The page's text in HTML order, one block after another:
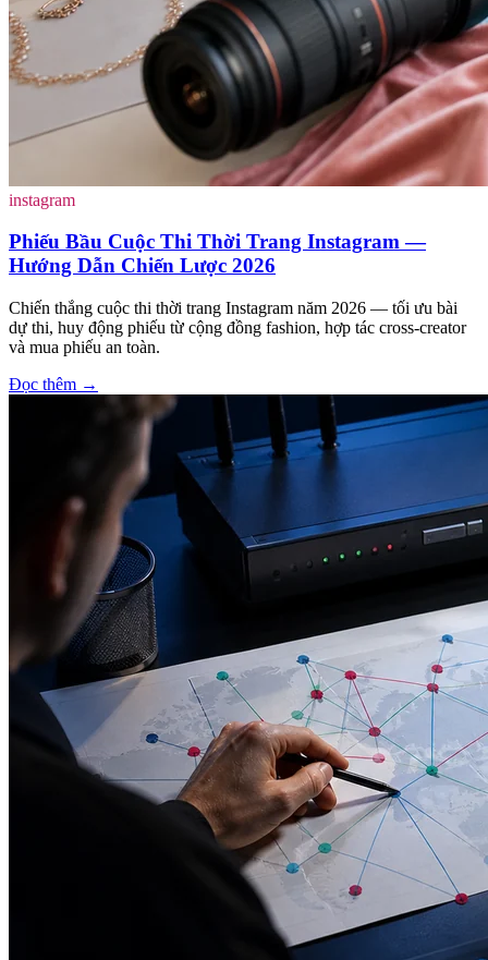
instagram
Phiếu Bầu Cuộc Thi Thời Trang Instagram —
Hướng Dẫn Chiến Lược 2026
Chiến thắng cuộc thi thời trang Instagram năm 2026 — tối ưu bài
dự thi, huy động phiếu từ cộng đồng fashion, hợp tác cross-creator
và mua phiếu an toàn.
Đọc thêm →